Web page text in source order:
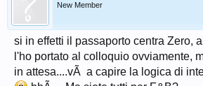
New Member
si in effetti il passaporto centra Zero,
l'ho portato al colloquio ovviamente,
in attesa....vÃ a capire la logica di